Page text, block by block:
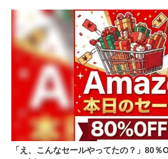
「え、こんなセールやってたの？」80